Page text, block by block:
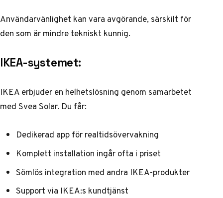
Användarvänlighet kan vara avgörande, särskilt för
den som är mindre tekniskt kunnig.
IKEA-systemet:
IKEA erbjuder en helhetslösning genom samarbetet
med Svea Solar. Du får:
Dedikerad app för realtidsövervakning
Komplett installation ingår ofta i priset
Sömlös integration med andra IKEA-produkter
Support via IKEA:s kundtjänst